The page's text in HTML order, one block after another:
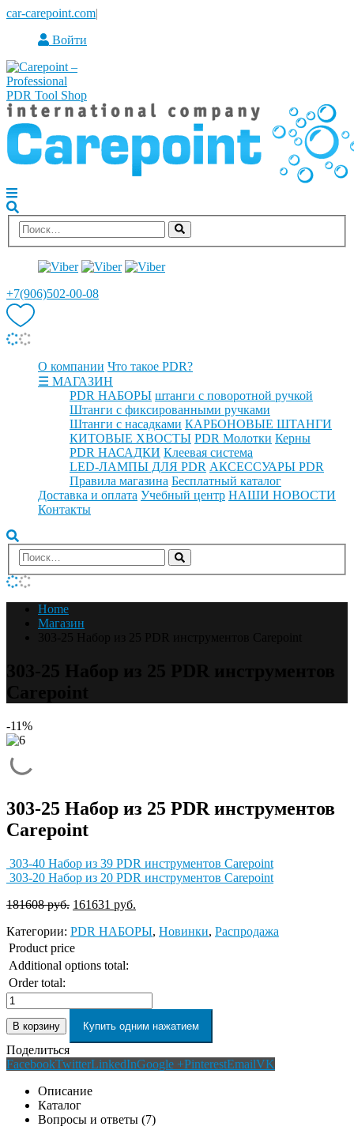
car-carepoint.com|
Войти
+7(906)502-00-08
О компании Что такое PDR?
☰ МАГАЗИН
PDR НАБОРЫ штанги с поворотной ручкой
Штанги с фиксированными ручками
Штанги с насадками КАРБОНОВЫЕ ШТАНГИ
КИТОВЫЕ ХВОСТЫ PDR Молотки Керны
PDR НАСАДКИ Клеевая система
LED-ЛАМПЫ ДЛЯ PDR АКСЕССУАРЫ PDR
Правила магазина Бесплатный каталог
Доставка и оплата Учебный центр НАШИ НОВОСТИ
Контакты
Home
Магазин
-11%
303-25 Набор из 25 PDR инструментов
Carepoint
303-40 Набор из 39 PDR инструментов Carepoint
303-20 Набор из 20 PDR инструментов Carepoint
181608руб. 161631 руб.
Категории: PDR НАБОРЫ, Новинки, Распродажа
Product price
Additional options total:
Order total:
В корзину Купить одним нажатием
Поделиться
FacebookTwitterLinkedInGoogle +PinterestEmailVK
Описание
Каталог
Вопросы и ответы (7)